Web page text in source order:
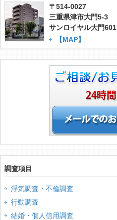
〒514-0027
三重県津市大門5-3
サンロイヤル大門601
【MAP】
調査項目
浮気調査・不倫調査
行動調査
結婚・個人信用調査